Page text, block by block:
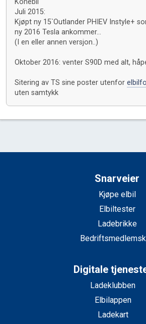
Juli 2015:
Kjøpt ny 15`Outlander PHIEV Instyle+
ny 2016 Tesla ankommer...
(I en eller annen versjon..)
Oktober 2016: venter S90D med alt,
Sitering av TS sine poster utenfor
uten samtykk
Snarveier
Kjøpe elbil
Elbiltester
Ladebrikke
Digitale
Ladeklubben
Elbilappen
Ladekart